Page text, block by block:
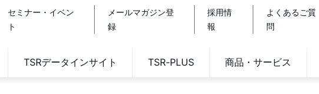
セミナー・イベン
ト
メールマガジン登
録
採用情
報
よくあるご質
問
TSRデータインサイト TSR-PLUS 商品・サービス